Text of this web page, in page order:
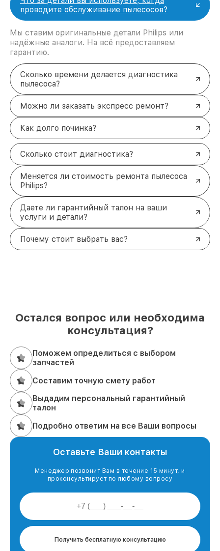
проводите обслуживание пылесосов?
Мы ставим оригинальные детали Philips или
надёжные аналоги. На всё предоставляем
гарантию.
Сколько времени делается диагностика
пылесоса?
Можно ли заказать экспресс ремонт?
Как долго починка?
Сколько стоит диагностика?
Меняется ли стоимость ремонта пылесоса
Philips?
Даете ли гарантийный талон на ваши
услуги и детали?
Почему стоит выбрать вас?
Остался вопрос или необходима
консультация?
Поможем определиться с выбором
запчастей
Составим точную смету работ
Выдадим персональный гарантийный
талон
Подробно ответим на все Ваши вопросы
Оставьте Ваши контакты
Менеджер позвонит Вам в течение 15 минут, и
проконсультирует по любому вопросу
Получить бесплатную консультацию